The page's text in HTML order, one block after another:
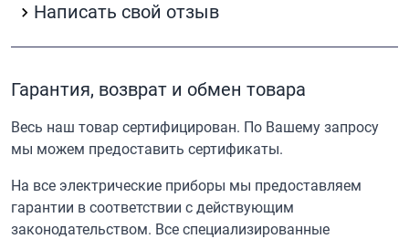
Написать свой отзыв
Гарантия, возврат и обмен товара
Весь наш товар сертифицирован. По Вашему запросу
мы можем предоставить сертификаты.
На все электрические приборы мы предоставляем
гарантии в соответствии с действующим
законодательством. Все специализированные